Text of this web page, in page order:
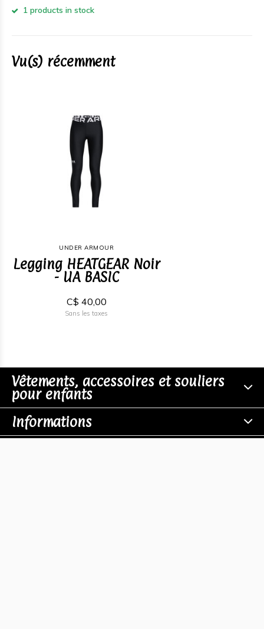
1 products in stock
Vu(s) récemment
UNDER ARMOUR
Legging HEATGEAR Noir
- UA BASIC
C$ 40,00
Sans les taxes
Vêtements, accessoires et souliers
pour enfants
Informations